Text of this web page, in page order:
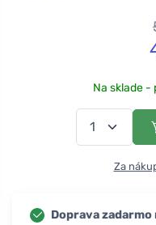
Na sklade -
Za
Doprava zadarmo